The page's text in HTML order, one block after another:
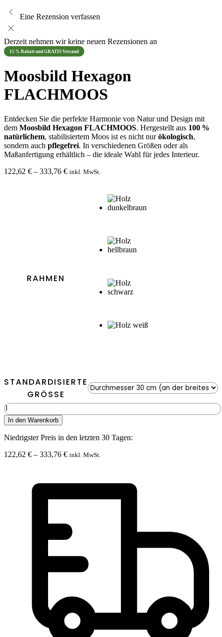
Eine Rezension verfassen
Derzeit nehmen wir keine neuen Rezensionen an
15 % Rabatt und GRATIS Versand
Moosbild Hexagon
FLACHMOOS
Entdecken Sie die perfekte Harmonie von Natur und Design mit
dem Moosbild Hexagon FLACHMOOS. Hergestellt aus 100 %
natürlichem, stabilisiertem Moos ist es nicht nurökologisch,
sondern auch pflegefrei. In verschiedenen Größen oder als
Maßanfertigung erhältlich – die ideale Wahl für jedes Interieur.
122,62 € – 333,76 €Preisspanne:
inkl. MwSt.
RAHMEN
STANDARDISIERTE
GRÖSSE
Moosbild
Hexagon
FLACHMOOS
Menge
In den Warenkorb
Niedrigster Preis in den letzten 30 Tagen:
122,62 € – 333,76 €Preisspanne:
inkl. MwSt.